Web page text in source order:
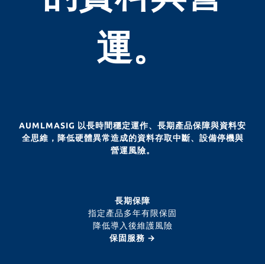
運。
AUMLMASIG 以長時間穩定運作、長期產品保障與資料安
全思維，降低硬體異常造成的資料存取中斷、設備停機與
營運風險。
長期保障
指定產品多年有限保固
降低導入後維護風險
保固服務 →